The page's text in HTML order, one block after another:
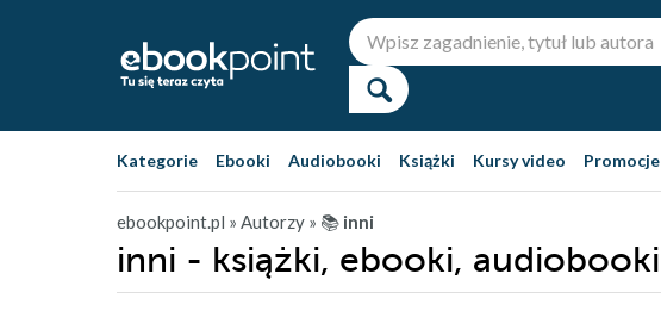
Kategorie Ebooki Audiobooki Książki Kursy video Promocje
ebookpoint.pl » Autorzy » 📚 inni
inni - książki, ebooki, audiobooki